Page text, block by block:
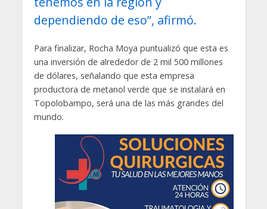
dependiendo de eso”, afirmó.
Para finalizar, Rocha Moya puntualizó que esta es
una inversión de alrededor de 2 mil 500 millones
de dólares, señalando que esta empresa
productora de metanol verde que se instalará en
Topolobampo, será una de las más grandes del
mundo.